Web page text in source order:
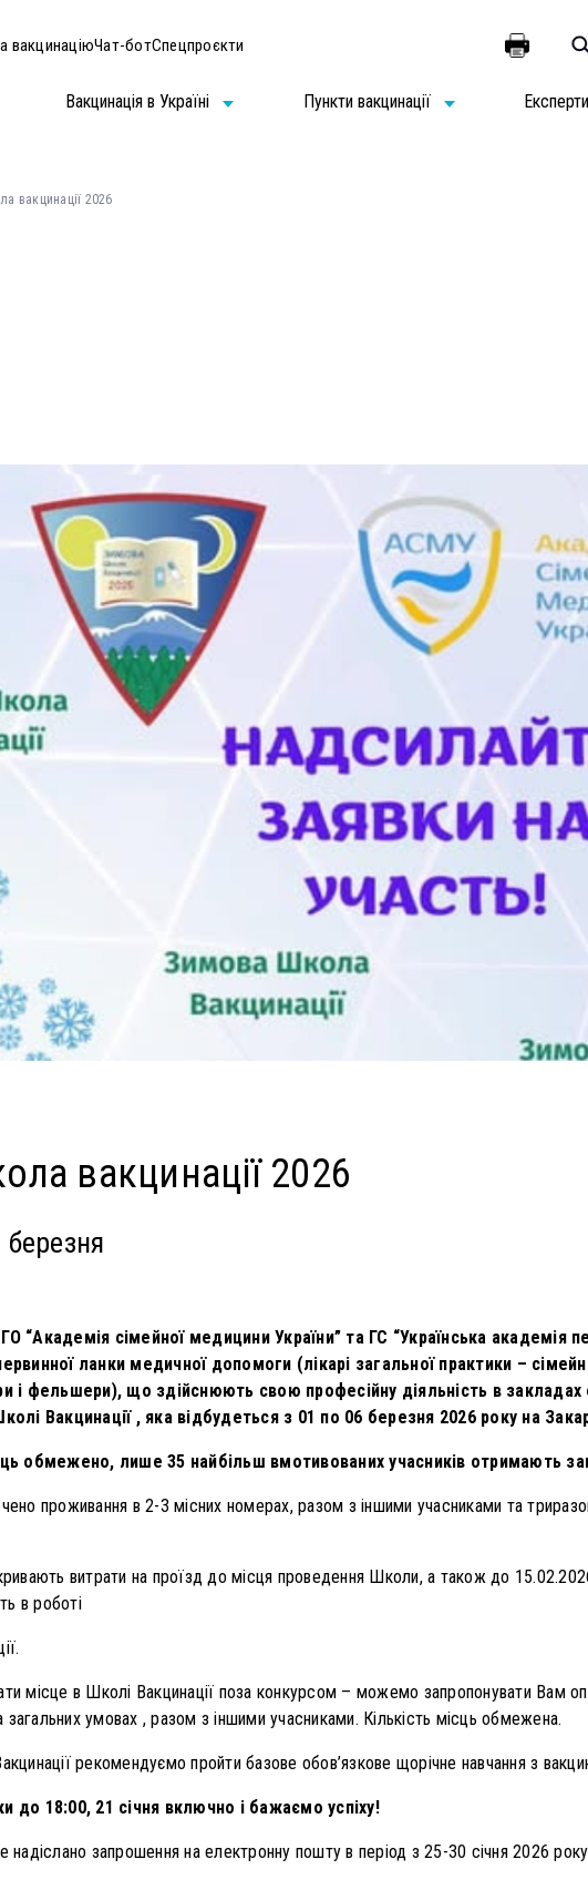
вакцинаціюЧат-ботСпецпроєкти
Вакцинація в Україні Пункти вакцинації Експерти
вакцинації 2026
вакцинації 2026
“Академія сімейної медицини України” та ГС “Українська академія
ланки медичної допомоги (лікарі загальної практики –
і фельшери), що здійснюють свою професійну діяльність в
Вакцинації , яка відбудеться з 01 по 06 березня 2026 року на
обмежено, лише 35 найбільш вмотивованих учасників отримають
проживання в 2-3 місних номерах, разом з іншими учасниками та
витрати на проїзд до місця проведення Школи, а також до
в роботі
місце в Школі Вакцинації поза конкурсом – можемо запропонувати Вам
загальних умовах , разом з іншими учасниками. Кількість місць обмежена.
рекомендуємо пройти базове обов’язкове щорічне навчання з
до 18:00, 21 січня включно і бажаємо успіху!
надіслано запрошення на електронну пошту в період з 25-30 січня 2026